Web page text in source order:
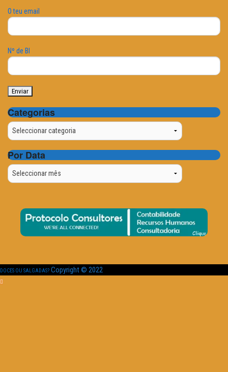
O teu email
Nº de BI
Categorias
Categorias
Por Data
Por
Data
DOCES OU SALGADAS? Copyright © 2022